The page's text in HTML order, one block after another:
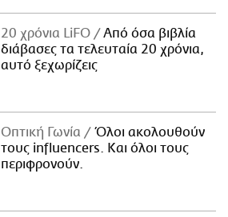
20 χρόνια LiFO
Από όσα βιβλία
διάβασες τα τελευταία 20 χρόνια,
αυτό ξεχωρίζεις
Οπτική Γωνία
Όλοι ακολουθούν
τους influencers. Και όλοι τους
περιφρονούν.